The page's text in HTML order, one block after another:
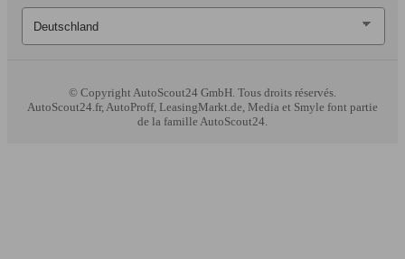
© CopyrightAutoScout24 GmbH. Tous droits réservés.
AutoScout24.fr, AutoProff, LeasingMarkt.de, Media et Smyle font partie
de la famille AutoScout24.